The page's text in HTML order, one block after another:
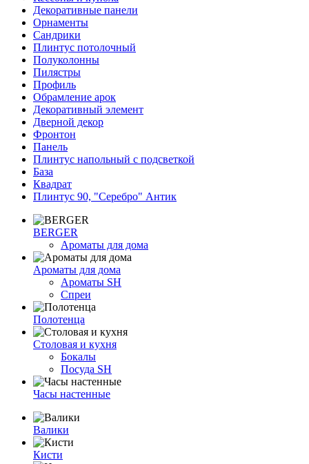
Декоративные панели
Орнаменты
Сандрики
Плинтус потолочный
Полуколонны
Пилястры
Профиль
Обрамление арок
Декоративный элемент
Дверной декор
Фронтон
Панель
Плинтус напольный с подсветкой
База
Квадрат
Плинтус 90, "Серебро" Антик
BERGER
Ароматы для дома
Ароматы для дома
Ароматы SH
Спреи
Полотенца
Столовая и кухня
Бокалы
Посуда SH
Часы настенные
Валики
Кисти